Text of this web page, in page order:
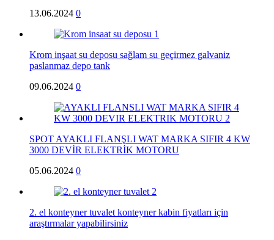
13.06.2024 0
Krom inşaat su deposu sağlam su geçirmez galvaniz
paslanmaz depo tank
09.06.2024 0
SPOT AYAKLI FLANŞLI WAT MARKA SIFIR 4 KW
3000 DEVİR ELEKTRİK MOTORU
05.06.2024 0
2. el konteyner tuvalet konteyner kabin fiyatları için
araştırmalar yapabilirsiniz